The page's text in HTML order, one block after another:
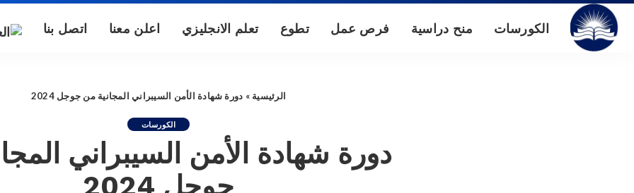
الكورسات منح دراسية فرص عمل تطوع تعلم الانجليزي اعلن معنا اتصل بنا
الرئيسية » دورة شهادة الأمن السيبراني المجانية من جوجل 2024
الكورسات
دورة شهادة الأمن السيبراني
جوجل 2024